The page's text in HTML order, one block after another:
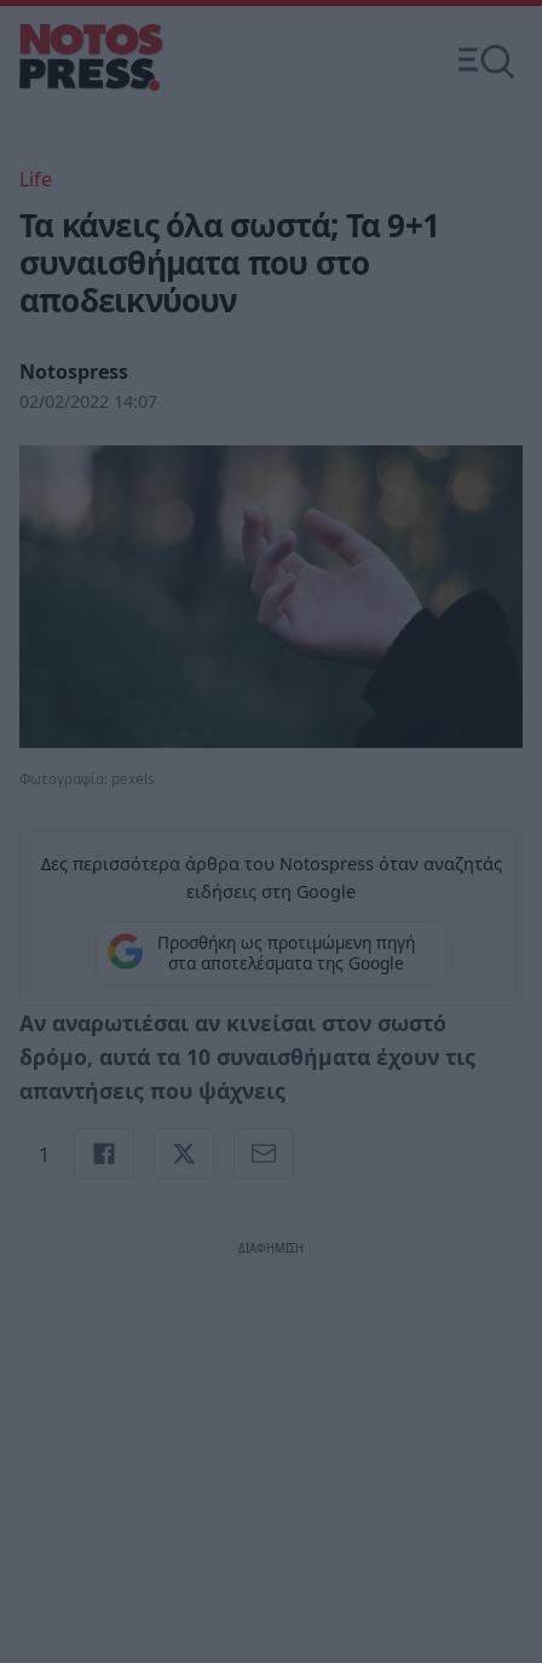
Life
Τα κάνεις όλα σωστά; Τα 9+1
συναισθήματα που στο
αποδεικνύουν
Notospress
02/02/2022 14:07
Φωτογραφία: pexels
Δες περισσότερα άρθρα του Notospress όταν αναζητάς
ειδήσεις στη Google
Προσθήκη ως προτιμώμενη πηγή
στα αποτελέσματα της Google
Αν αναρωτιέσαι αν κινείσαι στον σωστό
δρόμο, αυτά τα 10 συναισθήματα έχουν τις
απαντήσεις που ψάχνεις
1